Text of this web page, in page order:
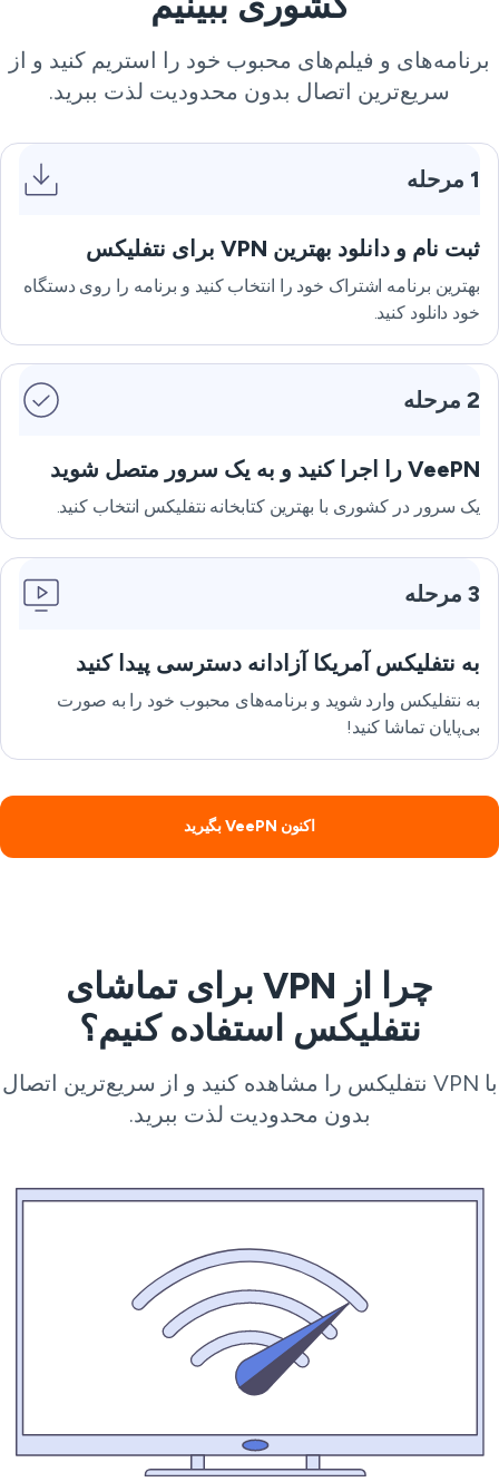
و فیلم‌های محبوب خود را استریم کنید و از
سریع‌ترین اتصال بدون محدودیت لذت ببرید.
ثبت نام و دانلود بهترین VPN برای نتفلیکس
بهترین برنامه اشتراک خود را انتخاب کنید و برنامه را روی دستگاه
خود دانلود کنید.
2 مرحله
VeePN را اجرا کنید و به یک سرور متصل شوید
یک سرور در کشوری با بهترین کتابخانه نتفلیکس انتخاب کنید.
به نتفلیکس آمریکا آزادانه دسترسی پیدا کنید
به نتفلیکس وارد شوید و برنامه‌های محبوب خود را به صورت
بی‌پایان تماشا کنید!
اکنون VeePN بگیرید
چرا از VPN برای تماشای
نتفلیکس استفاده کنیم؟
با VPN نتفلیکس را مشاهده کنید و از سریع‌ترین اتصال
بدون محدودیت لذت ببرید.